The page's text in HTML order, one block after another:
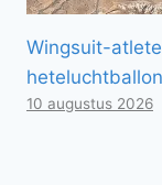
Wingsuit-
10 augustus 2026